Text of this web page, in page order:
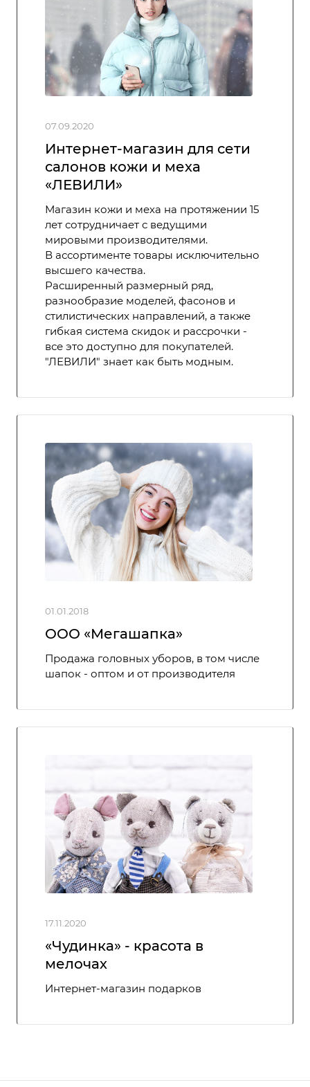
07.09.2020
Интернет-магазин для сети
салонов кожи и меха
«ЛЕВИЛИ»
Магазин кожи и меха на протяжении 15
лет сотрудничает с ведущими
мировыми производителями.
В ассортименте товары исключительно
высшего качества.
Расширенный размерный ряд,
разнообразие моделей, фасонов и
стилистических направлений, а также
гибкая система скидок и рассрочки -
все это доступно для покупателей.
"ЛЕВИЛИ" знает как быть модным.
01.01.2018
ООО «Мегашапка»
Продажа головных уборов, в том числе
шапок - оптом и от производителя
17.11.2020
«Чудинка» - красота в
мелочах
Интернет-магазин подарков